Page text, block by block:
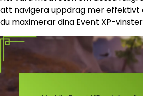
att navigera uppdrag mer effektivt
du maximerar dina Event XP-